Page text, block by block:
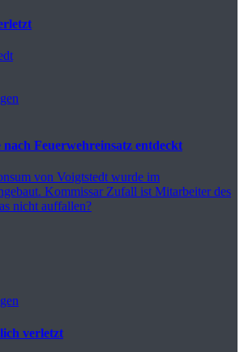
Feuerwehreinsatz entdeckt
von Voigtstedt wurde im
Kommissar Zufall ist Mitarbeiter des
nicht auffallen?
verletzt